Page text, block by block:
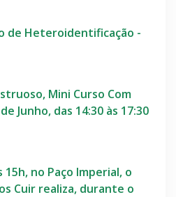
de Heteroidentificação -
Mini Curso Com
Junho, das 14:30 às 17:30
15h, no Paço Imperial, o
Cuir realiza, durante o